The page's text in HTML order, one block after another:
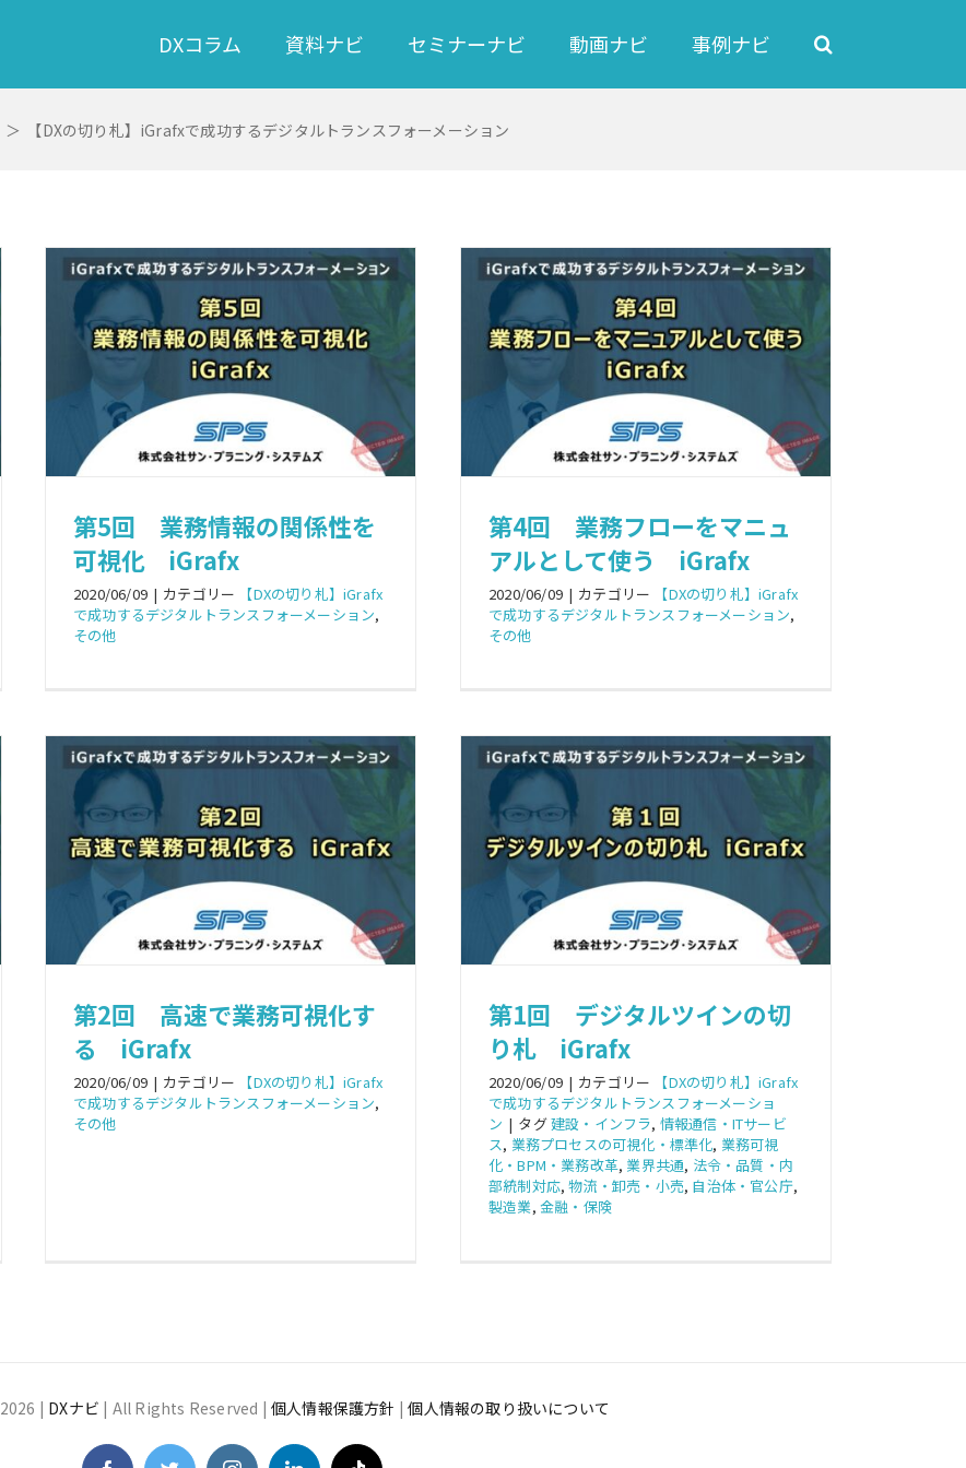
DXコラム 資料ナビ セミナーナビ 動画ナビ 事例ナビ
＞ 【DXの切り札】iGrafxで成功するデジタルトランスフォーメーション
第5回 業務情報の関係性を
可視化 iGrafx
2020/06/09 | カテゴリー
【DXの切り札】iGrafx
で成功するデジタルトランスフォーメーション,
その他
第4回 業務フローをマニュ
アルとして使う iGrafx
2020/06/09 | カテゴリー
【DXの切り札】iGrafx
で成功するデジタルトランスフォーメーション,
その他
第2回 高速で業務可視化す
る iGrafx
2020/06/09 | カテゴリー
【DXの切り札】iGrafx
で成功するデジタルトランスフォーメーション,
その他
第1回 デジタルツインの切
り札 iGrafx
2020/06/09 | カテゴリー
【DXの切り札】iGrafx
で成功するデジタルトランスフォーメーショ
ン | タグ建設・インフラ, 情報通信・ITサービ
ス, 業務プロセスの可視化・標準化, 業務可視
化・BPM・業務改革, 業界共通, 法令・品質・内
部統制対応,物流・卸売・小売, 自治体・官公庁,
製造業,金融・保険
2026 | DXナビ | All Rights Reserved |個人情報保護方針 |個人情報の取り扱いについて